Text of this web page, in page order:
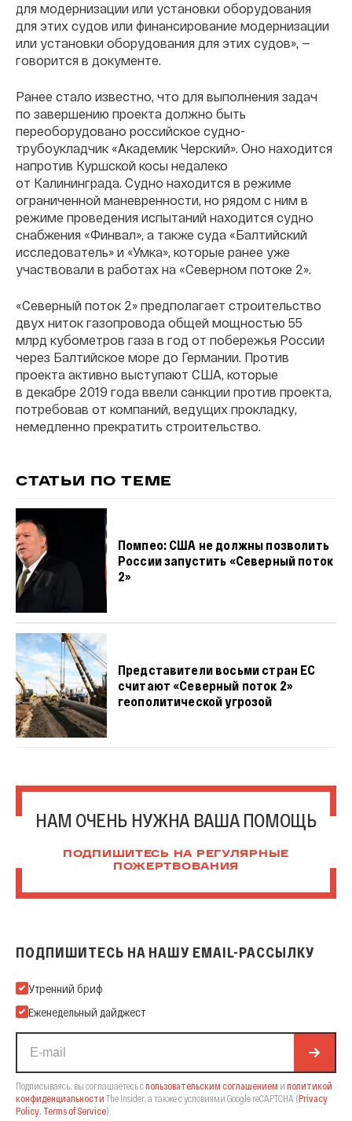
для модернизации или установки оборудования
для этих судов или финансирование модернизации
или установки оборудования для этих судов», —
говорится в документе.
Ранее стало известно, что для выполнения задач
по завершению проекта должно быть
переоборудовано российское судно-
трубоукладчик «Академик Черский». Оно находится
напротив Куршской косы недалеко
от Калининграда. Судно находится в режиме
ограниченной маневренности, но рядом с ним в
режиме проведения испытаний находится судно
снабжения «Финвал», а также суда «Балтийский
исследователь» и «Умка», которые ранее уже
участвовали в работах на «Северном потоке 2».
«Северный поток 2» предполагает строительство
двух ниток газопровода общей мощностью 55
млрд кубометров газа в год от побережья России
через Балтийское море до Германии. Против
проекта активно выступают США, которые
в декабре 2019 года ввели санкции против проекта,
потребовав от компаний, ведущих прокладку,
немедленно прекратить строительство.
СТАТЬИ ПО ТЕМЕ
Помпео: США не должны позволить
России запустить «Северный поток
2»
Представители восьми стран ЕС
считают «Северный поток 2»
геополитической угрозой
НАМ ОЧЕНЬ НУЖНА ВАША ПОМОЩЬ
ПОДПИШИТЕСЬ НА РЕГУЛЯРНЫЕ
ПОЖЕРТВОВАНИЯ
ПОДПИШИТЕСЬ НА НАШУ EMAIL-РАССЫЛКУ
Подпишитесь на нашу Email-рассылку
Утренний бриф
Еженедельный дайджест
Подписываясь, вы соглашаетесь спользовательским соглашением и политикой
конфиденциальности The Insider, а также с условиями Google reCAPTCHA (Privacy
Policy, Terms of Service).